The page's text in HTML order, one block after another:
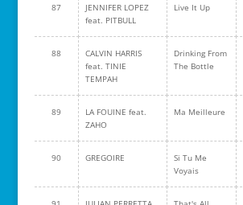
87
JENNIFER LOPEZ
feat. PITBULL
Live It Up
88
CALVIN HARRIS
feat. TINIE
TEMPAH
Drinking From
The Bottle
89
LA FOUINE feat.
ZAHO
Ma Meilleure
90 GREGOIRE
Si Tu Me
Voyais